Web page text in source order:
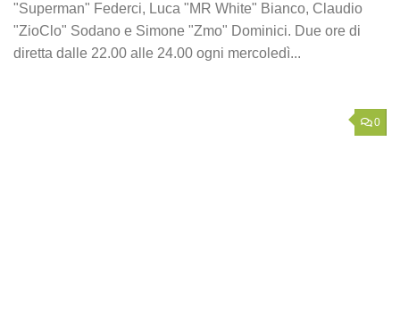
"Superman" Federci, Luca "MR White" Bianco, Claudio
"ZioClo" Sodano e Simone "Zmo" Dominici. Due ore di
diretta dalle 22.00 alle 24.00 ogni mercoledì...
0